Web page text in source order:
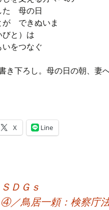
た 母の日
が できぬいま
びと）は
をつなぐ
書き下ろし。母の日の朝、
X Line
ＤＧｓ
／鳥居一頼：検察庁